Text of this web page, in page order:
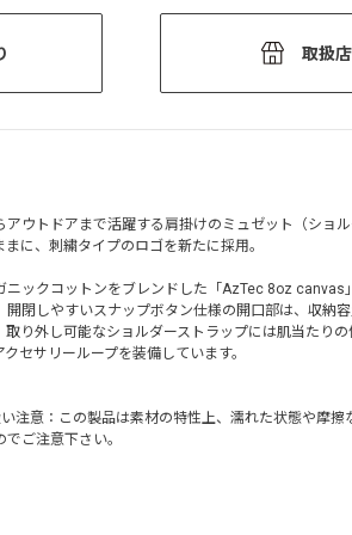
取扱
ウトドアまで活躍する肩掛けのミュゼット（ショ
に、刺繍タイプのロゴを新たに採用。
ニックコットンをブレンドした「AzTec 8oz canvas
閉しやすいスナップボタン仕様の開口部は、収納
り外し可能なショルダーストラップには肌当たり
セサリーループを装備しています。
意：この製品は素材の特性上、濡れた状態や摩擦
ご注意下さい。